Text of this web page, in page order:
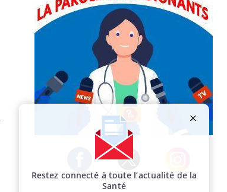
Facebook Twitter Instagram
Restez connecté à toute l’actualité de la
Santé